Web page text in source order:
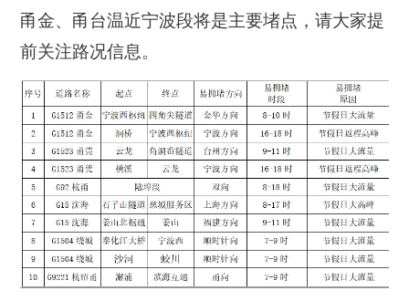
甬金、甬台温近宁波段将是主要堵点，请大家提
前关注路况信息。